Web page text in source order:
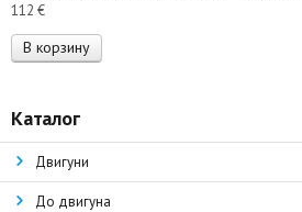
112 €
В корзину
Каталог
Двигуни
До двигуна